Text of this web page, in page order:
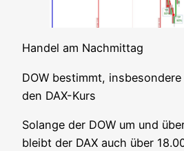
Han­del am Nachmittag
DOW bestimmt,
den DAX-Kurs
Solan­ge der DOW um und
bleibt der DAX auch über